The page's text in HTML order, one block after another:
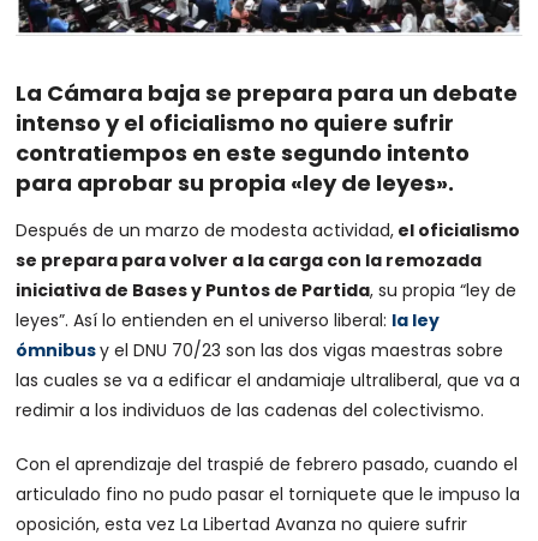
La Cámara baja se prepara para un debate
intenso y el oficialismo no quiere sufrir
contratiempos en este segundo intento
para aprobar su propia «ley de leyes».
Después de un marzo de modesta actividad, el oficialismo
se prepara para volver a la carga con la remozada
iniciativa de Bases y Puntos de Partida, su propia “ley de
leyes”. Así lo entienden en el universo liberal: la ley
ómnibusy el DNU 70/23 son las dos vigas maestras sobre
las cuales se va a edificar el andamiaje ultraliberal, que va a
redimir a los individuos de las cadenas del colectivismo.
Con el aprendizaje del traspié de febrero pasado, cuando el
articulado fino no pudo pasar el torniquete que le impuso la
oposición, esta vez La Libertad Avanza no quiere sufrir